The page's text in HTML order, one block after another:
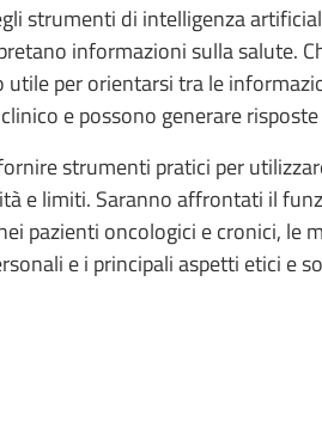
strumenti di intelligenza
informazioni sulla salute.
utile per orientarsi tra le
e possono generare
strumenti pratici per
e limiti. Saranno affrontati il
pazienti oncologici e cronici,
e i principali aspetti etici e